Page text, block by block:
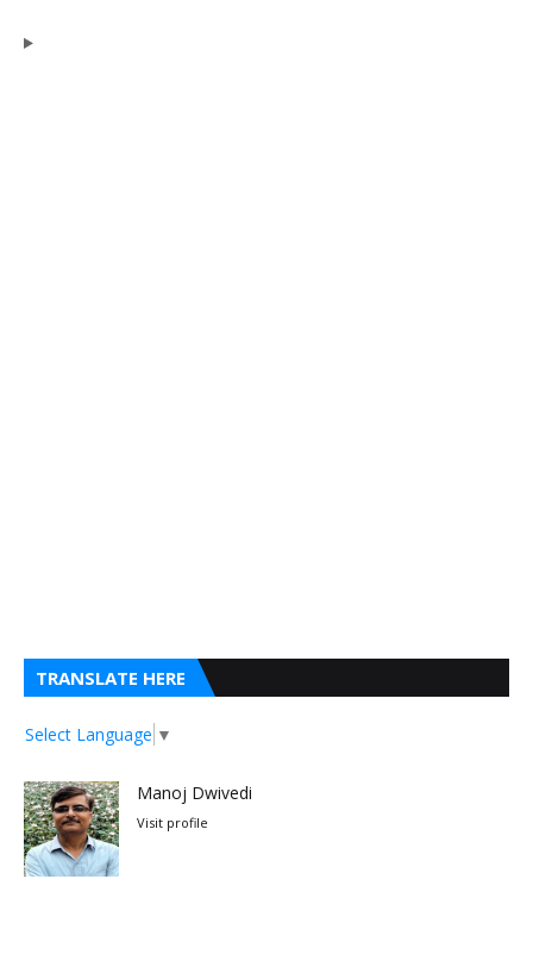
TRANSLATE HERE
Select Language ▼
Manoj Dwivedi
Visit profile